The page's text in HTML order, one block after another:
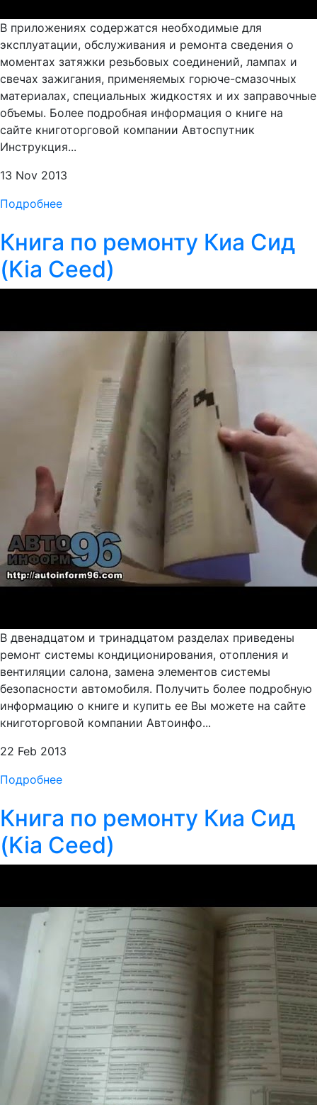
В приложениях содержатся необходимые для
эксплуатации, обслуживания и ремонта сведения о
моментах затяжки резьбовых соединений, лампах и
свечах зажигания, применяемых горюче-смазочных
материалах, специальных жидкостях и их заправочные
объемы. Более подробная информация о книге на
сайте книготорговой компании Автоспутник
Инструкция...
13 Nov 2013
Подробнее
Книга по ремонту Киа Сид
(Kia Ceed)
В двенадцатом и тринадцатом разделах приведены
ремонт системы кондиционирования, отопления и
вентиляции салона, замена элементов системы
безопасности автомобиля. Получить более подробную
информацию о книге и купить ее Вы можете на сайте
книготорговой компании Автоинфо...
22 Feb 2013
Подробнее
Книга по ремонту Киа Сид
(Kia Ceed)